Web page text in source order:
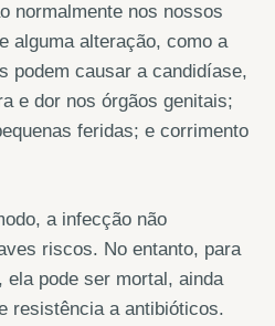
normalmente nos nossos
alguma alteração, como a
podem causar a candidíase,
e dor nos órgãos genitais;
feridas; e corrimento
a infecção não
riscos. No entanto, para
ela pode ser mortal, ainda
resistência a antibióticos.